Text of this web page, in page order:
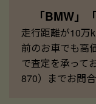
「BMW
走行距離が10万
前のお車でも高
で査定を承って
870）までお問